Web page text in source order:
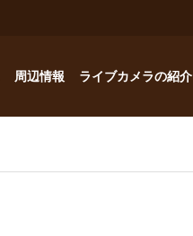
周辺情報
中林工務店
ライブカメラの紹介